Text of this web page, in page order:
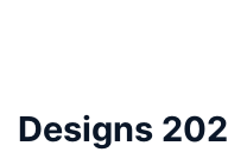
Designs